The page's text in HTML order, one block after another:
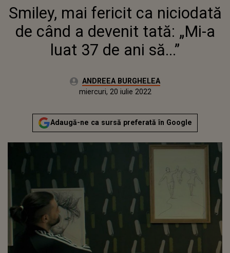
NICIODATĂ DE CÂND A DEVENIT
TATĂ: „MI-A LUAT 37 DE ANI
SĂ...”
Smiley, mai fericit ca niciodată
de când a devenit tată: „Mi-a
luat 37 de ani să...”
Autor:ANDREEA BURGHELEA
Actualizat:
miercuri, 20 iulie 2022
Adaugă-ne ca sursă preferată în Google